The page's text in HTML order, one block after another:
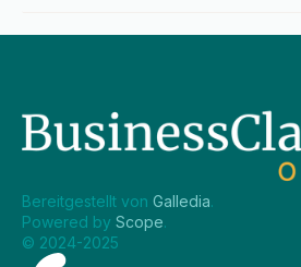
Bereitgestellt von Galledia.
Powered by Scope.
© 2024-2025